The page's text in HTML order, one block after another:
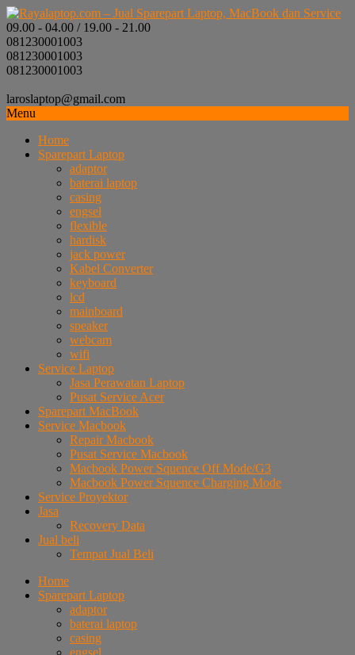
09.00 - 04.00 / 19.00 - 21.00
081230001003
081230001003
081230001003
laroslaptop@gmail.com
Menu
Home
Sparepart Laptop
adaptor
baterai laptop
casing
engsel
flexible
hardisk
jack power
Kabel Converter
keyboard
lcd
mainboard
speaker
webcam
wifi
Service Laptop
Jasa Perawatan Laptop
Pusat Service Acer
Sparepart MacBook
Service Macbook
Repair Macbook
Pusat Service Macbook
Macbook Power Squence Off Mode/G3
Macbook Power Squence Charging Mode
Service Proyektor
Jasa
Recovery Data
Jual beli
Tempat Jual Beli
Home
Sparepart Laptop
adaptor
baterai laptop
casing
engsel